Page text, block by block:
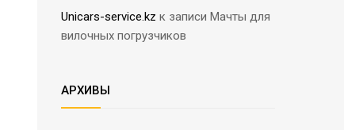
Unicars-service.kz к записи Мачты для
вилочных погрузчиков
АРХИВЫ